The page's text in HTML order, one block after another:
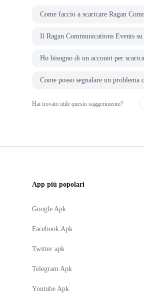
Come faccio a scaricare Ragan
Il Ragan Communications Events
Ho bisogno di un account per
Come posso segnalare un
Hai trovato utile questo suggerimento?
App più popolari
Google Apk
Facebook Apk
Twitter apk
Telegram Apk
Youtube Apk